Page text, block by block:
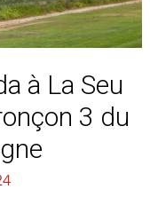
à La Seu
3 du